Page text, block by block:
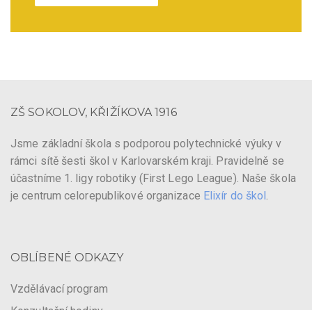
ZŠ SOKOLOV, KŘIŽÍKOVA 1916
Jsme základní škola s podporou polytechnické výuky v
rámci sítě šesti škol v Karlovarském kraji. Pravidelně se
účastníme 1. ligy robotiky (First Lego League). Naše škola
je centrum celorepublikové organizace Elixír do škol
OBLÍBENÉ ODKAZY
Vzdělávací program